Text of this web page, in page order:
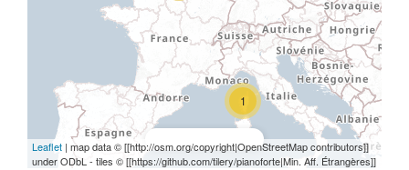
1
Leaflet | map data © [[http://osm.org/copyright|OpenStreetMap contributors]]
under ODbL - tiles © [[https://github.com/tilery/pianoforte|Min. Aff. Étrangères]]
Rechercher ici